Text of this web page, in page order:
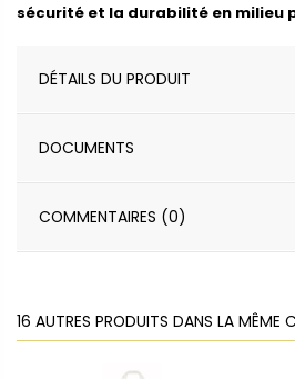
sécurité et la durabilité en milieu
DÉTAILS DU PRODUIT
DOCUMENTS
COMMENTAIRES (0)
16 AUTRES PRODUITS DANS LA MÊME